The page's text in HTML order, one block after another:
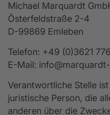
Michael Marquardt
Österfeldstraße 2-4
D-99869 Emleben
Telefon: +49 (0)3621
E-Mail:
Verantwortliche Stelle
juristische Person, die
anderen über die